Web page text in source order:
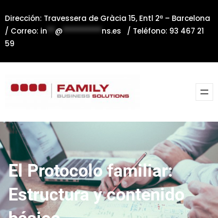
al
contenido
Dirección: Travessera de Gràcia 15, Entl 2ª – Barcelona
/ Correo: in**@**********ns.es / Teléfono: 93 467 21
59
El Protocolo familiar:
Estructura y contenido